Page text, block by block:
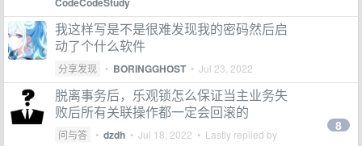
我这样写是不是很难发现我的密码然后启
动了个什么软件
分享发现 • BORINGGHOST • Jul 23, 2022
脱离事务后，乐观锁怎么保证当主业务失
败后所有关联操作都一定会回滚的
问与答 • dzdh • Jul 18, 2022 • Lastly replied by
8